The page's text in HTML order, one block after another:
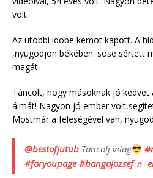
volt.
Az utobbi idobe kemot kapott. A
,nyugodjon békében. sose sértett
magát.
Táncolt, hogy másoknak jó kedvet
álmát! Nagyon jó ember
Mostmár a feleségével van,
@bestofjutub Táncolj világ
#foryoupage #bangojozsef ♬